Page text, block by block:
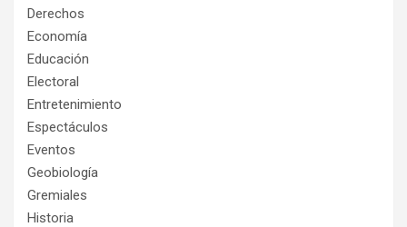
Derechos
Economía
Educación
Electoral
Entretenimiento
Espectáculos
Eventos
Geobiología
Gremiales
Historia